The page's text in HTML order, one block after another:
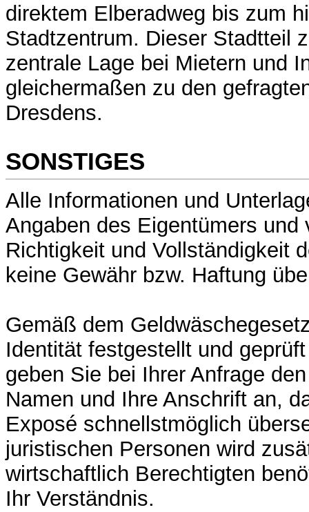
direktem Elberadweg bis zum
Stadtzentrum. Dieser Stadtteil
zentrale Lage bei Mietern und
gleichermaßen zu den
Dresdens.
SONSTIGES
Alle Informationen und
Angaben des Eigentümers und
Richtigkeit und Vollständigkeit
keine Gewähr bzw. Haftung
Gemäß dem
Identität festgestellt und
geben Sie bei Ihrer Anfrage
Namen und Ihre Anschrift an,
Exposé schnellstmöglich
juristischen Personen wird
wirtschaftlich Berechtigten
Ihr Verständnis.